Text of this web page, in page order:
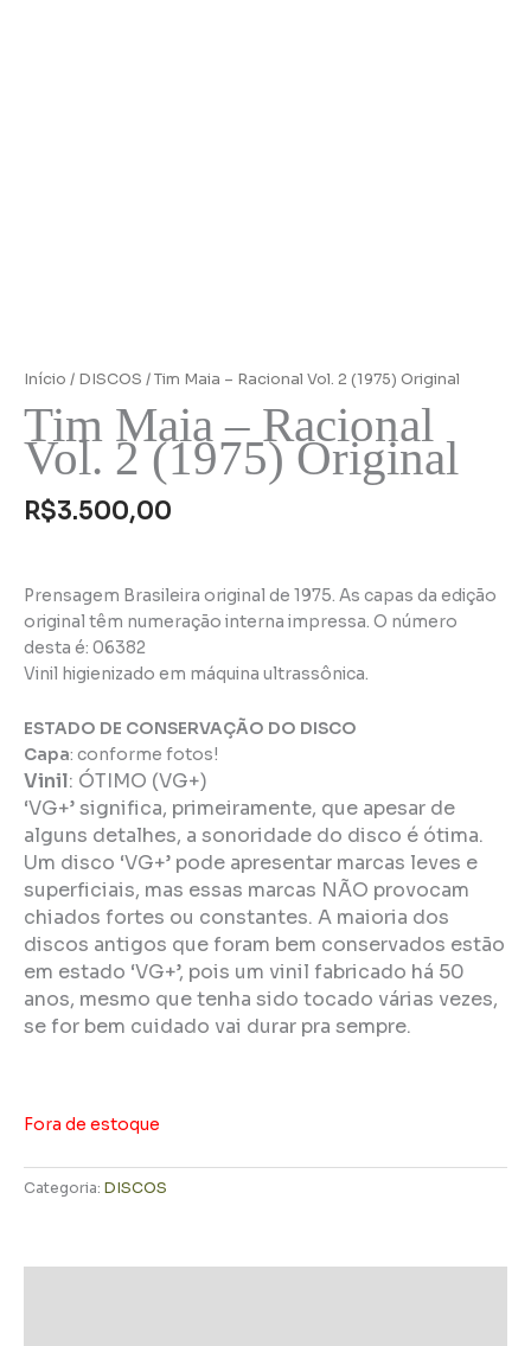
Início / DISCOS / Tim Maia – Racional Vol. 2 (1975) Original
Tim Maia – Racional
Vol. 2 (1975) Original
R$3.500,00
Prensagem Brasileira original de 1975. As capas da edição
original têm numeração interna impressa. O número
desta é: 06382
Vinil higienizado em máquina ultrassônica.
ESTADO DE CONSERVAÇÃO DO DISCO
Capa: conforme fotos!
Vinil: ÓTIMO (VG+)
‘VG+’ significa, primeiramente, que apesar de
alguns detalhes, a sonoridade do disco é ótima.
Um disco ‘VG+’ pode apresentar marcas leves e
superficiais, mas essas marcas NÃO provocam
chiados fortes ou constantes. A maioria dos
discos antigos que foram bem conservados estão
em estado ‘VG+’, pois um vinil fabricado há 50
anos, mesmo que tenha sido tocado várias vezes,
se for bem cuidado vai durar pra sempre.
Fora de estoque
Categoria: DISCOS